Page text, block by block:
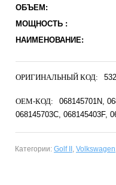
ОБЪЕМ:
МОЩНОСТЬ :
НАИМЕНОВАНИЕ:
ОРИГИНАЛЬНЫЙ КОД:
OEM-КОД: 068145701N
068145703C 068145403F
Категории: Golf II, Volkswagen